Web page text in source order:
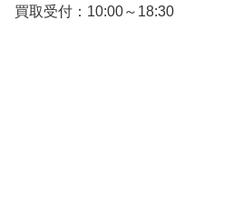
買取受付：10:00～18:30